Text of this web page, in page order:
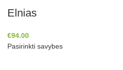
Elnias
€94.00
Pasirinkti savybes